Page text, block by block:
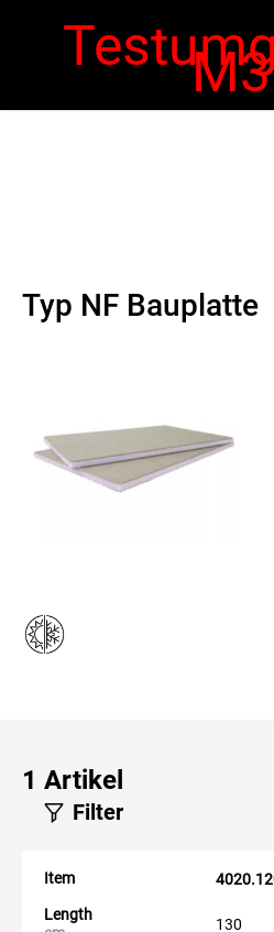
Typ NF Bauplatte
1 Artikel
Filter
Item
Length
130